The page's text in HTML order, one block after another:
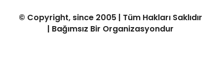
© Copyright, since 2005 | Tüm Hakları Saklıdır
| Bağımsız Bir Organizasyondur